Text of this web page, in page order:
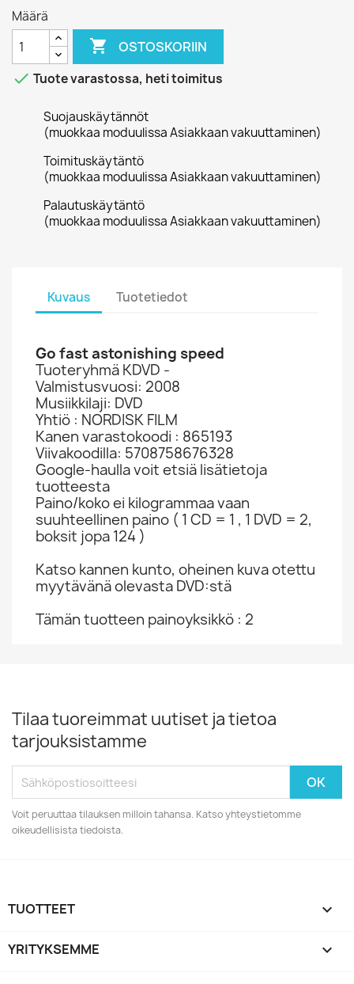
Määrä
 OSTOSKORIIN
 Tuote varastossa, heti toimitus
Suojauskäytännöt
(muokkaa moduulissa Asiakkaan vakuuttaminen)
Toimituskäytäntö
(muokkaa moduulissa Asiakkaan vakuuttaminen)
Palautuskäytäntö
(muokkaa moduulissa Asiakkaan vakuuttaminen)
Kuvaus Tuotetiedot
Go fast astonishing speed
Tuoteryhmä KDVD -
Valmistusvuosi: 2008
Musiikkilaji: DVD
Yhtiö : NORDISK FILM
Kanen varastokoodi : 865193
Viivakoodilla: 5708758676328
Google-haulla voit etsiä lisätietoja
tuotteesta
Paino/koko ei kilogrammaa vaan
suuhteellinen paino ( 1 CD = 1 , 1 DVD = 2,
boksit jopa 124 )
Katso kannen kunto, oheinen kuva otettu
myytävänä olevasta DVD:stä
Tämän tuotteen painoyksikkö : 2
Tilaa tuoreimmat uutiset ja tietoa
tarjouksistamme
Voit peruuttaa tilauksen milloin tahansa. Katso yhteystietomme
oikeudellisista tiedoista.
TUOTTEET 
YRITYKSEMME 